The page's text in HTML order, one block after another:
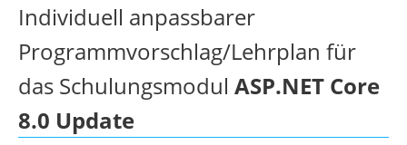
Individuell anpassbarer
Programmvorschlag/Lehrplan für
das Schulungsmodul ASP.NET Core
8.0 Update